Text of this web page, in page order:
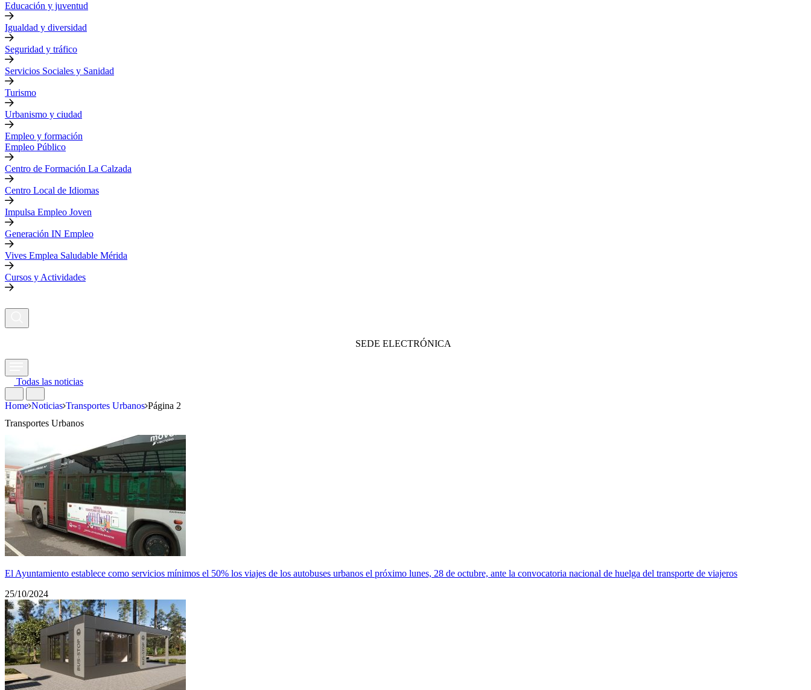
Educación y juventud
Igualdad y diversidad
Seguridad y tráfico
Servicios Sociales y Sanidad
Turismo
Urbanismo y ciudad
Empleo y formación
Empleo Público
Centro de Formación La Calzada
Centro Local de Idiomas
Impulsa Empleo Joven
Generación IN Empleo
Vives Emplea Saludable Mérida
Cursos y Actividades
SEDE ELECTRÓNICA
Todas las noticias
Home Noticias Transportes Urbanos Página 2
Transportes Urbanos
El Ayuntamiento establece como servicios mínimos el 50% los viajes de los autobuses urbanos el próximo lunes, 28 de octubre, ante la convocatoria nacional de huelga del transporte de viajeros
25/10/2024